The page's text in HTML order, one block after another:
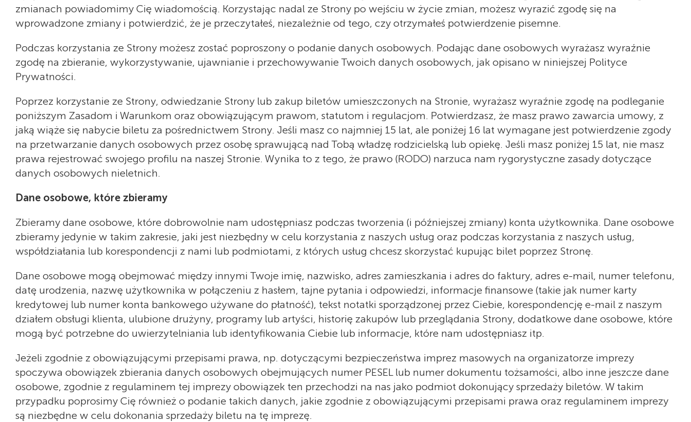
zmianach powiadomimy Cię wiadomością. Korzystając nadal ze Strony po wejściu w życie zmian, możesz wyrazić zgodę się na
wprowadzone zmiany i potwierdzić, że je przeczytałeś, niezależnie od tego, czy otrzymałeś potwierdzenie pisemne.
Podczas korzystania ze Strony możesz zostać poproszony o podanie danych osobowych. Podając dane osobowych wyrażasz wyraźnie
zgodę na zbieranie, wykorzystywanie, ujawnianie i przechowywanie Twoich danych osobowych, jak opisano w niniejszej Polityce
Prywatności.
Poprzez korzystanie ze Strony, odwiedzanie Strony lub zakup biletów umieszczonych na Stronie, wyrażasz wyraźnie zgodę na podleganie
poniższym Zasadom i Warunkom oraz obowiązującym prawom, statutom i regulacjom. Potwierdzasz, że masz prawo zawarcia umowy, z
jaką wiąże się nabycie biletu za pośrednictwem Strony. Jeśli masz co najmniej 15 lat, ale poniżej 16 lat wymagane jest potwierdzenie zgody
na przetwarzanie danych osobowych przez osobę sprawującą nad Tobą władzę rodzicielską lub opiekę. Jeśli masz poniżej 15 lat, nie masz
prawa rejestrować swojego profilu na naszej Stronie. Wynika to z tego, że prawo (RODO) narzuca nam rygorystyczne zasady dotyczące
danych osobowych nieletnich.
Dane osobowe, które zbieramy
Zbieramy dane osobowe, które dobrowolnie nam udostępniasz podczas tworzenia (i późniejszej zmiany) konta użytkownika. Dane osobowe
zbieramy jedynie w takim zakresie, jaki jest niezbędny w celu korzystania z naszych usług oraz podczas korzystania z naszych usług,
współdziałania lub korespondencji z nami lub podmiotami, z których usług chcesz skorzystać kupując bilet poprzez Stronę.
Dane osobowe mogą obejmować między innymi Twoje imię, nazwisko, adres zamieszkania i adres do faktury, adres e-mail, numer telefonu,
datę urodzenia, nazwę użytkownika w połączeniu z hasłem, tajne pytania i odpowiedzi, informacje finansowe (takie jak numer karty
kredytowej lub numer konta bankowego używane do płatność), tekst notatki sporządzonej przez Ciebie, korespondencję e-mail z naszym
działem obsługi klienta, ulubione drużyny, programy lub artyści, historię zakupów lub przeglądania Strony, dodatkowe dane osobowe, które
mogą być potrzebne do uwierzytelniania lub identyfikowania Ciebie lub informacje, które nam udostępniasz itp.
Jeżeli zgodnie z obowiązującymi przepisami prawa, np. dotyczącymi bezpieczeństwa imprez masowych na organizatorze imprezy
spoczywa obowiązek zbierania danych osobowych obejmujących numer PESEL lub numer dokumentu tożsamości, albo inne jeszcze dane
osobowe, zgodnie z regulaminem tej imprezy obowiązek ten przechodzi na nas jako podmiot dokonujący sprzedaży biletów. W takim
przypadku poprosimy Cię również o podanie takich danych, jakie zgodnie z obowiązującymi przepisami prawa oraz regulaminem imprezy
są niezbędne w celu dokonania sprzedaży biletu na tę imprezę.